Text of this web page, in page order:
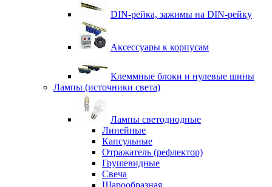
DIN-рейка, зажимы на DIN-рейку
Аксессуары к корпусам
Клеммные блоки и нулевые шины
Лампы (источники света)
Лампы светодиодные
Линейные
Капсульные
Отражатель (рефлектор)
Грушевидные
Свеча
Шарообразная